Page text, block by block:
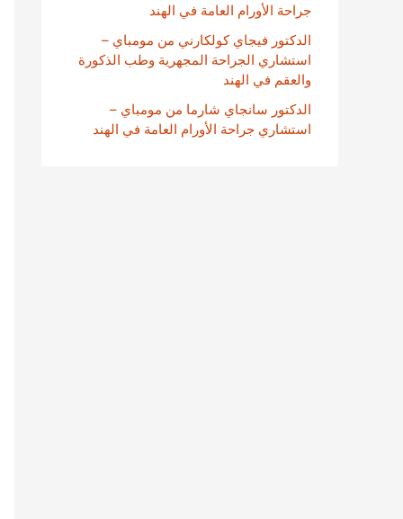
جراحة الأورام العامة في الهند
الدكتور فيجاي كولكارني من مومباي –
استشاري الجراحة المجهرية وطب الذكورة
والعقم في الهند
الدكتور سانجاي شارما من مومباي –
استشاري جراحة الأورام العامة في الهند